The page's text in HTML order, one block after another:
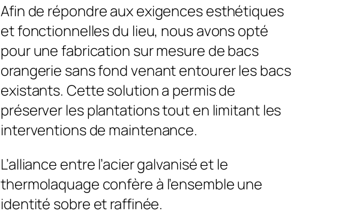
Afin de répondre aux exigences esthétiques
et fonctionnelles du lieu, nous avons opté
pour une fabrication sur mesure de bacs
orangerie sans fond venant entourer les bacs
existants. Cette solution a permis de
préserver les plantations tout en limitant les
interventions de maintenance.
L’alliance entre l’acier galvanisé et le
thermolaquage confère à l’ensemble une
identité sobre et raffinée.